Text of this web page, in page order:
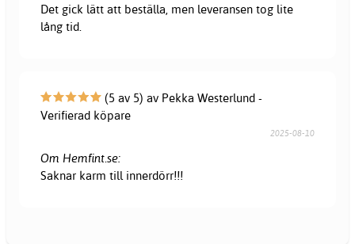
Det gick lätt att beställa, men leveransen tog lite
lång tid.
(5 av 5) av Pekka Westerlund -
Verifierad köpare
2025-08-10
Om Hemfint.se:
Saknar karm till innerdörr!!!